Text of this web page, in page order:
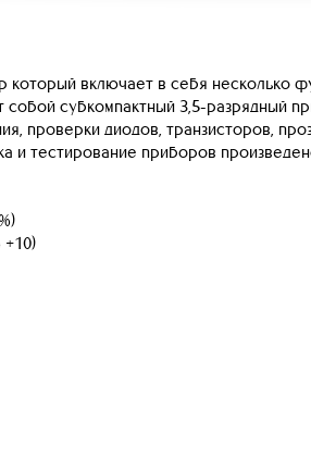
который включает в себя несколько
субкомпактный 3,5-разрядный
проверки диодов, транзисторов,
и тестирование приборов